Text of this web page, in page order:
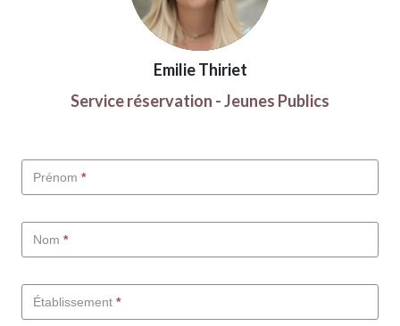
Emilie Thiriet
Service réservation - Jeunes Publics
Scolaires
Prénom *
Nom *
Établissement *